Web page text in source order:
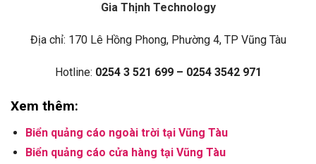
Gia Thịnh Technology
Địa chỉ: 170 Lê Hồng Phong, Phường 4, TP Vũng Tàu
Hotline: 0254 3 521 699 – 0254 3542 971
Xem thêm:
Biển quảng cáo ngoài trời tại Vũng Tàu
Biển quảng cáo cửa hàng tại Vũng Tàu